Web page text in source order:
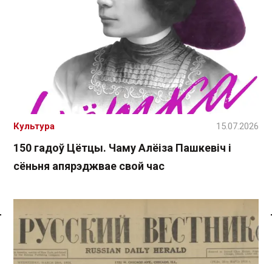
Спасылка без VPN
150 гадоў Цётцы. Чаму Алёіза Пашкевіч і
сёньня апярэджвае свой час
Культура 15.07.2026